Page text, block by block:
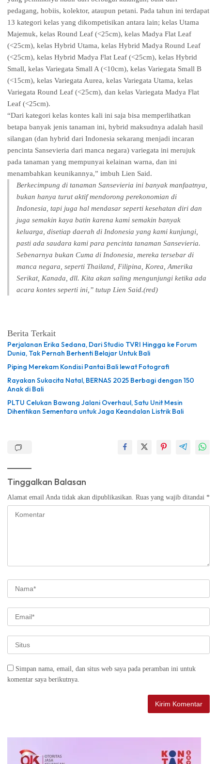
pedagang, hobiis, kolektor, ataupun petani. Pada tahun ini terdapat
13 kategori kelas yang dikompetisikan antara lain; kelas Utama
Majemuk, kelas Round Leaf (<25cm), kelas Madya Flat Leaf
(<25cm), kelas Hybrid Utama, kelas Hybrid Madya Round Leaf
(<25cm), kelas Hybrid Madya Flat Leaf (<25cm), kelas Hybrid
Small, kelas Variegata Small A (<10cm), kelas Variegata Small B
(<15cm), kelas Variegata Aurea, kelas Variegata Utama, kelas
Variegata Round Leaf (<25cm), dan kelas Variegata Madya Flat
Leaf (<25cm).
“Dari kategori kelas kontes kali ini saja bisa memperlihatkan
betapa banyak jenis tanaman ini, hybrid maksudnya adalah hasil
silangan (dan hybrid dari Indonesia sekarang menjadi incaran
pencinta Sansevieria dari manca negara) variegata ini merujuk
pada tanaman yang mempunyai kelainan warna, dan ini
menambahkan keunikannya,” imbuh Lien Said.
Berkecimpung di tanaman Sansevieria ini banyak manfaatnya,
bukan hanya turut aktif mendorong perekonomian di
Indonesia, tapi juga hal mendasar seperti kesehatan diri dan
juga semakin kaya batin karena kami semakin banyak
keluarga, disetiap daerah di Indonesia yang kami kunjungi,
pasti ada saudara kami para pencinta tanaman Sansevieria.
Sebenarnya bukan Cuma di Indonesia, mereka tersebar di
manca negara, seperti Thailand, Filipina, Korea, Amerika
Serikat, Kanada, dll. Kita akan saling mengunjungi ketika ada
acara kontes seperti ini,” tutup Lien Said.(red)
Berita Terkait
Perjalanan Erika Sedana, Dari Studio TVRI Hingga ke Forum
Dunia, Tak Pernah Berhenti Belajar Untuk Bali
Piping Merekam Kondisi Pantai Bali lewat Fotografi
Rayakan Sukacita Natal, BERNAS 2025 Berbagi dengan 150
Anak di Bali
PLTU Celukan Bawang Jalani Overhaul, Satu Unit Mesin
Dihentikan Sementara untuk Jaga Keandalan Listrik Bali
Tinggalkan Balasan
Alamat email Anda tidak akan dipublikasikan. Ruas yang wajib ditandai *
Simpan nama, email, dan situs web saya pada peramban ini untuk
komentar saya berikutnya.